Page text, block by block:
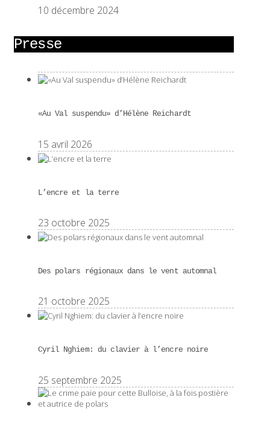
10 décembre 2024
Presse
«Au Val suspendu» d’Hélène Reichardt
15 avril 2026
L’encre et la terre
23 octobre 2025
Des polars régionaux dans le vent automnal
21 octobre 2025
Cyril Nghiem: du clavier à l’encre noire
25 septembre 2025